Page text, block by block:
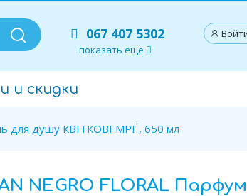
067 407 5302
показать еще
и скидки
для душу КВІТКОВІ МРІЇ, 650 мл
NEGRO FLORAL